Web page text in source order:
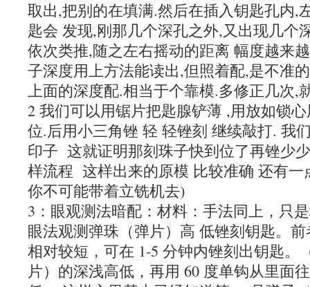
取出,把别的在填满.然后在插入钥匙孔内,
匙会 发现,刚那几个深孔之外,又出现几个
依次类推,随之左右摇动的距离 幅度越来
子深度用上方法能读出,但照着配,是不准
上面的深度配.相当于个靠模.多修正几次,
2 我们可以用锯片把匙腺铲薄 ,用放如锁
位.后用小三角锉 轻 轻锉刻 继续敲打. 我
印子 这就证明那刻珠子快到位了再锉少
样流程 这样出来的原模 比较准确 还有一
你不可能带着立铣机去)
3：眼观测法暗配：材料：手法同上，只
眼法观测弹珠（弹片）高 低锉刻钥匙。
相对较短，可在 1-5 分钟内锉刻出钥匙。
片）的深浅高低，再用 60 度单钩从里面